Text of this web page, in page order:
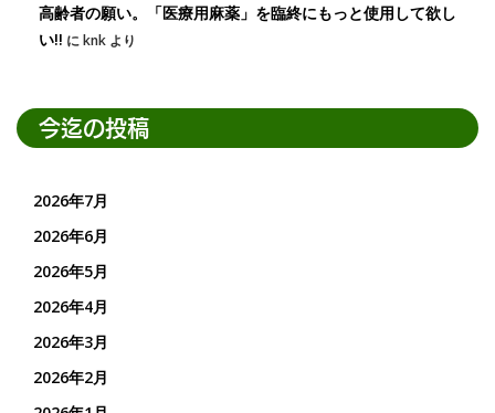
高齢者の願い。「医療用麻薬」を臨終にもっと使用して欲し
い!! にknk より
今迄の投稿
2026年7月
2026年6月
2026年5月
2026年4月
2026年3月
2026年2月